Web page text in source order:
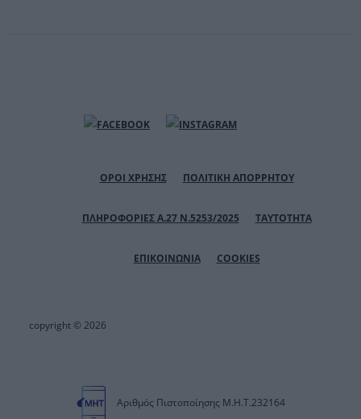
ΟΡΟΙ ΧΡΗΣΗΣ ΠΟΛΙΤΙΚΗ ΑΠΟΡΡΗΤΟΥ
ΠΛΗΡΟΦΟΡΙΕΣ Α.27 Ν.5253/2025 ΤΑΥΤΟΤΗΤΑ
ΕΠΙΚΟΙΝΩΝΙΑ COOKIES
copyright © 2026
Αριθμός Πιστοποίησης Μ.Η.Τ.232164